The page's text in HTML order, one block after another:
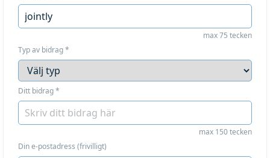
max 75 tecken
Typ av bidrag*
Ditt bidrag*
max 150 tecken
Din e-postadress (frivilligt)